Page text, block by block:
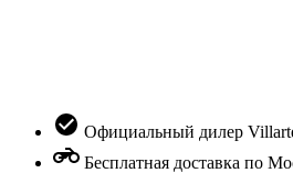
Официальный дилер
Бесплатная доставка по